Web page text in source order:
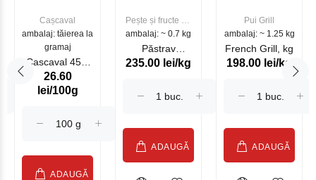
Cașcaval
ambalaj: tăierea la
gramaj
Cascaval 45%
Maasdam
Sublime Cow
26.60
lei/100g
ADAUGĂ
Pește și fructe de
mare
ambalaj: ~ 0.7 kg
Păstrav
Somonat
235.00 lei/kg
ADAUGĂ
Pui Grill
ambalaj: ~ 1.25 kg
French Grill, kg
198.00 lei/kg
ADAUGĂ